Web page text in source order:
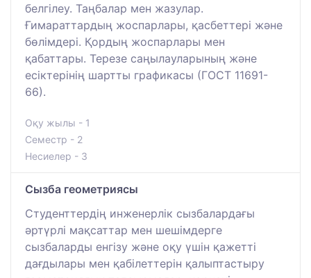
белгілеу. Таңбалар мен жазулар.
Ғимараттардың жоспарлары, қасбеттері және
бөлімдері. Қордың жоспарлары мен
қабаттары. Терезе саңылауларының және
есіктерінің шартты графикасы (ГОСТ 11691-
66).
Оқу жылы - 1
Семестр - 2
Несиелер - 3
Сызба геометриясы
Студенттердің инженерлік сызбалардағы
әртүрлі мақсаттар мен шешімдерге
сызбаларды енгізу және оқу үшін қажетті
дағдылары мен қабілеттерін қалыптастыру